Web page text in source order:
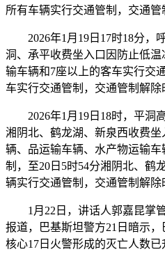
所有车辆实行交通管制，交通管
2026年1月19日17时18分，
洞、承平收费坐入口因防止低
输车辆和7座以上的客车实行交
车实行交通管制，交通管制解除
2026年1月19日18时，平洞高
湘阴北、鹤龙湖、新泉西收费
辆、品运输车辆、水产物运输
制，至20日5时54分湘阴北、鹤
辆实行交通管制，交通管制解除
1月22日，讲话人郭嘉昆掌
报道，巴基斯坦警方21日暗示
核心17日火警形成的灭亡人数